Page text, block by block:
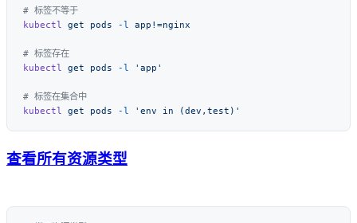
kubectl get pods -l
kubectl get pods -l
kubectl get pods -l
查看所有资源类型